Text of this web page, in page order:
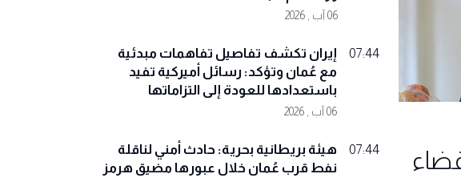
06 آب , 2026
07:44
إيران تكشف تفاصيل تفاهمات مبدئية
مع عُمان وتؤكد: رسائل أميركية تفيد
باستعدادها للعودة إلى التزاماتها
06 آب , 2026
07:44
هيئة بريطانية بحرية: حادث أمني لناقلة
نفط قرب عُمان خلال عبورها مضيق هرمز